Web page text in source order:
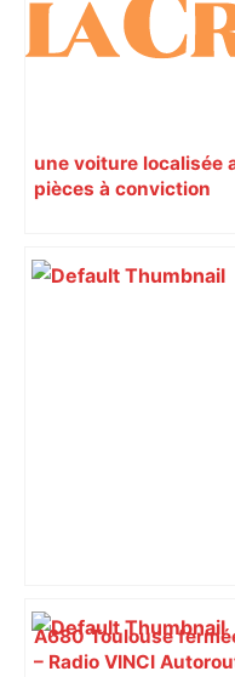
ladepeche.fr
une voiture localisée
pièces à conviction
A680 Toulouse
– Radio VINCI